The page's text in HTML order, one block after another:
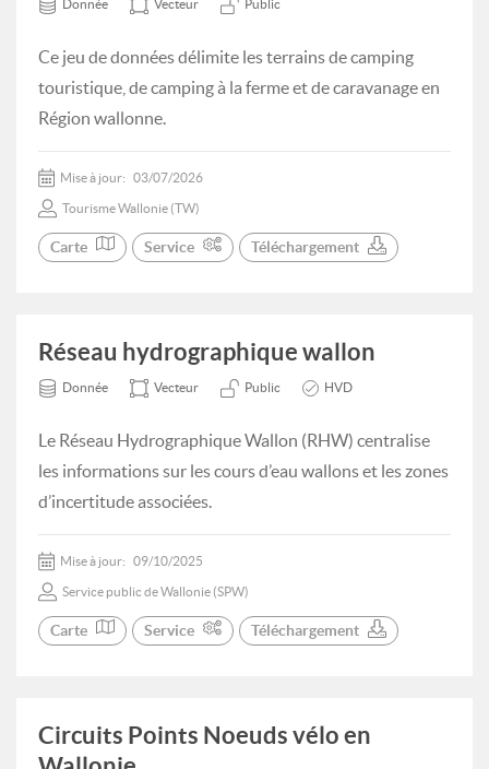
Donnée Vecteur Public
Ce jeu de données délimite les terrains de camping
touristique, de camping à la ferme et de caravanage en
Région wallonne.
Mise à jour: 03/07/2026
Tourisme Wallonie (TW)
Carte Service Téléchargement
Réseau hydrographique wallon
Donnée Vecteur Public HVD
Le Réseau Hydrographique Wallon (RHW) centralise
les informations sur les cours d’eau wallons et les zones
d’incertitude associées.
Mise à jour: 09/10/2025
Service public de Wallonie (SPW)
Carte Service Téléchargement
Circuits Points Noeuds vélo en